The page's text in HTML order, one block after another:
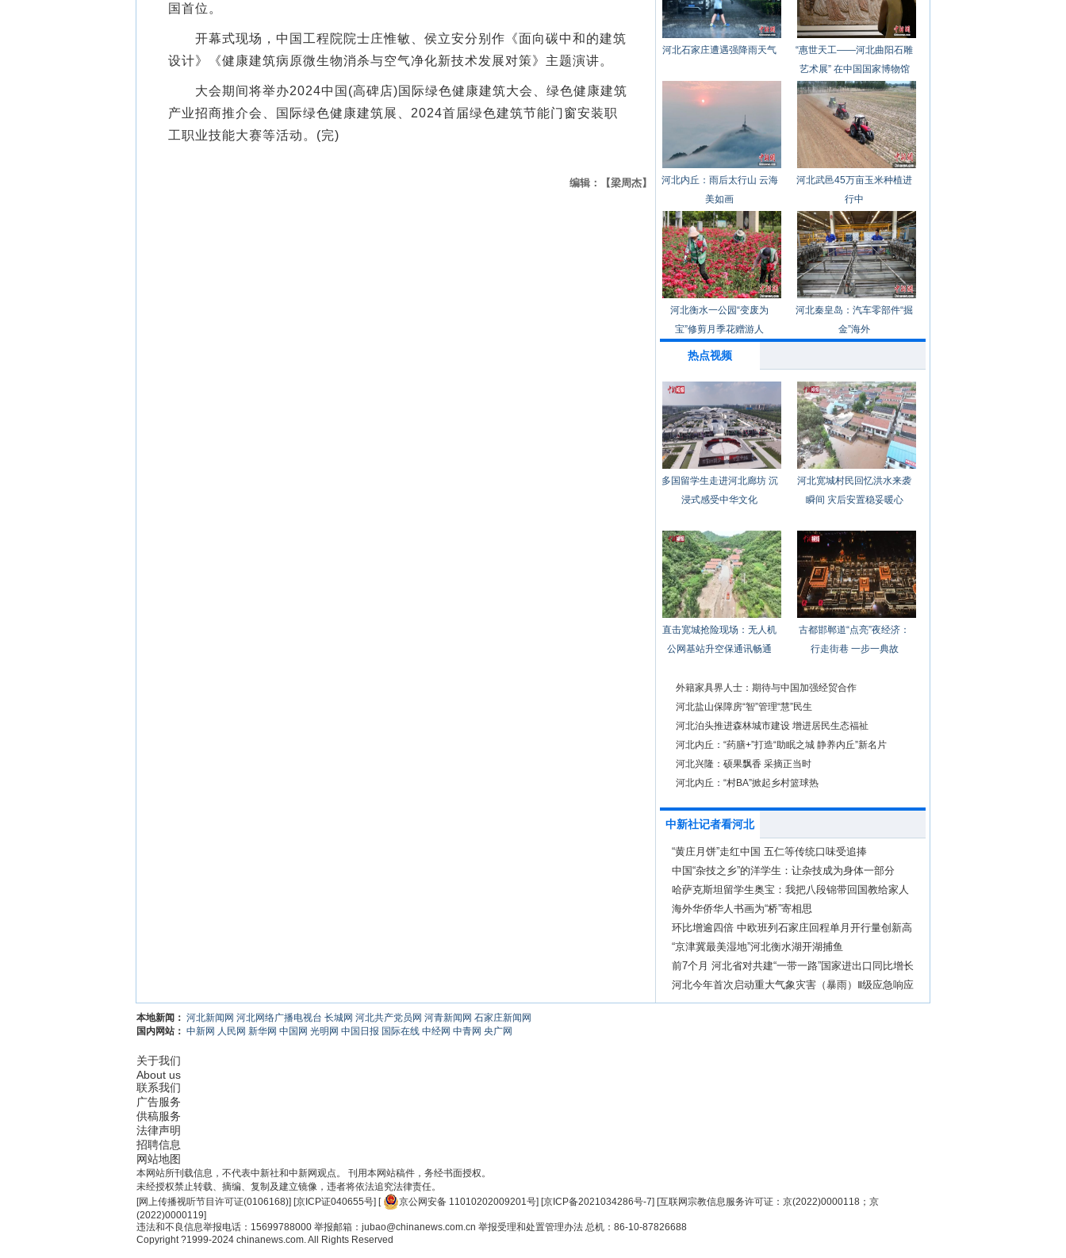
国首位。
开幕式现场，中国工程院院士庄惟敏、侯立安分别作《面向碳中和的建筑
设计》《健康建筑病原微生物消杀与空气净化新技术发展对策》主题演讲。
大会期间将举办2024中国(高碑店)国际绿色健康建筑大会、绿色健康建筑
产业招商推介会、国际绿色健康建筑展、2024首届绿色建筑节能门窗安装职
工职业技能大赛等活动。(完)
编辑：【梁周杰】
河北石家庄遭遇强降雨天气
“惠世天工——河北曲阳石雕
艺术展” 在中国国家博物馆
开幕
河北内丘：雨后太行山 云海
美如画
河北武邑45万亩玉米种植进
行中
河北衡水一公园“变废为
宝”修剪月季花赠游人
河北秦皇岛：汽车零部件“掘
金”海外
热点视频
多国留学生走进河北廊坊 沉
浸式感受中华文化
河北宽城村民回忆洪水来袭
瞬间 灾后安置稳妥暖心
直击宽城抢险现场：无人机
公网基站升空保通讯畅通
古都邯郸道“点亮”夜经济：
行走街巷 一步一典故
外籍家具界人士：期待与中国加强经贸合作
河北盐山保障房“智”管理“慧”民生
河北泊头推进森林城市建设 增进居民生态福祉
河北内丘：“药膳+”打造“助眠之城 静养内丘”新名片
河北兴隆：硕果飘香 采摘正当时
河北内丘：“村BA”掀起乡村篮球热
中新社记者看河北
“黄庄月饼”走红中国 五仁等传统口味受追捧
中国“杂技之乡”的洋学生：让杂技成为身体一部分
哈萨克斯坦留学生奥宝：我把八段锦带回国教给家人
海外华侨华人书画为“桥”寄相思
环比增逾四倍 中欧班列石家庄回程单月开行量创新高
“京津冀最美湿地”河北衡水湖开湖捕鱼
前7个月 河北省对共建“一带一路”国家进出口同比增长
13.7%
河北今年首次启动重大气象灾害（暴雨）Ⅱ级应急响应
本地新闻： 河北新闻网 河北网络广播电视台 长城网 河北共产党员网 河青新闻网 石家庄新闻网
国内网站： 中新网 人民网 新华网 中国网 光明网 中国日报 国际在线 中经网 中青网 央广网
关于我们
About us
联系我们
广告服务
供稿服务
法律声明
招聘信息
网站地图
本网站所刊载信息，不代表中新社和中新网观点。 刊用本网站稿件，务经书面授权。
未经授权禁止转载、摘编、复制及建立镜像，违者将依法追究法律责任。
[网上传播视听节目许可证(0106168)] [京ICP证040655号] [ 京公网安备 11010202009201号] [京ICP备2021034286号-7] [互联网宗教信息服务许可证：京(2022)0000118；京
(2022)0000119]
违法和不良信息举报电话：15699788000 举报邮箱：jubao@chinanews.com.cn 举报受理和处置管理办法 总机：86-10-87826688
Copyright ?1999-2024 chinanews.com. All Rights Reserved